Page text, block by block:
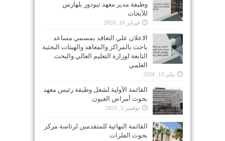
وظيفة مدير معهد تيودور بلهارس
للأبحاث
فبراير 16, 2026
الاعلان علي التعاقد بمسمي مساعد
باحث بالمراكز والمعاهد والهيئات البحثية
التابعة لوزارة التعليم العالي والبحث
العلمي
يناير 15, 2026
القائمة الأولية لشغل وظيفة رئيس معهد
بحوث أمراض العيون.
نوفمبر 5, 2025
القائمة النهائية للمتقدمين لرئاسة مركز
بحوث الفلزات